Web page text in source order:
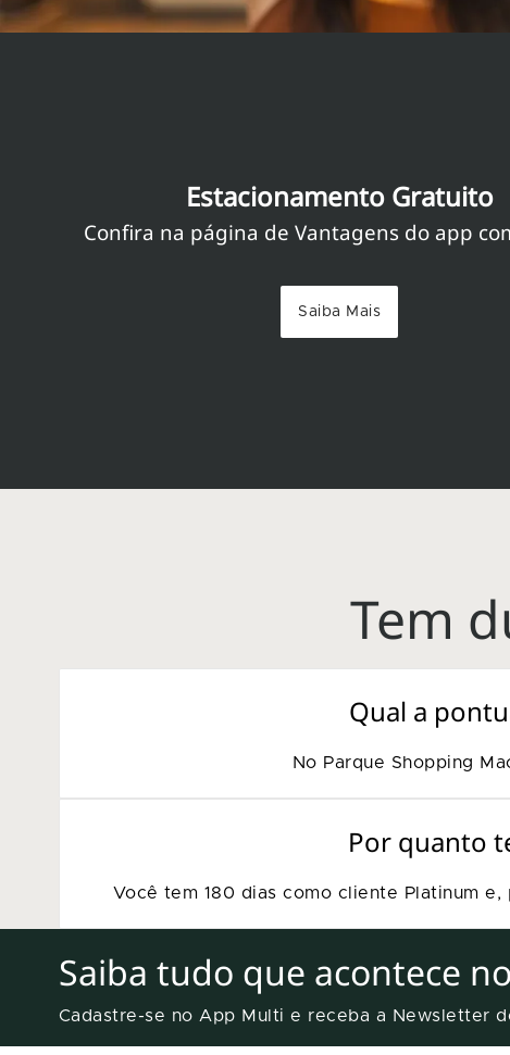
Estacionamento Gratuito
Confira na página de Vantagens do app
Saiba Mais
Tem
Qual a
No Parque Shopping
Por quanto
Você tem 180 dias como cliente Platinum
Saiba tudo que acontece
Cadastre-se no App Multi e receba a Newsletter